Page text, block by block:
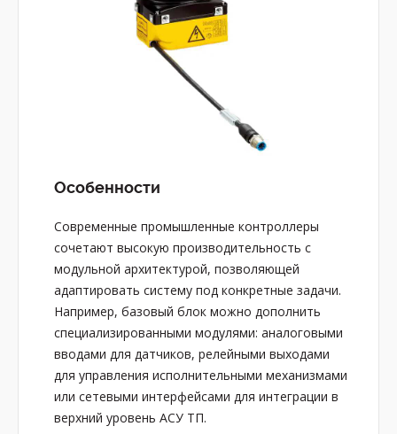
Особенности
Современные промышленные контроллеры
сочетают высокую производительность с
модульной архитектурой, позволяющей
адаптировать систему под конкретные задачи.
Например, базовый блок можно дополнить
специализированными модулями: аналоговыми
вводами для датчиков, релейными выходами
для управления исполнительными механизмами
или сетевыми интерфейсами для интеграции в
верхний уровень АСУ ТП.